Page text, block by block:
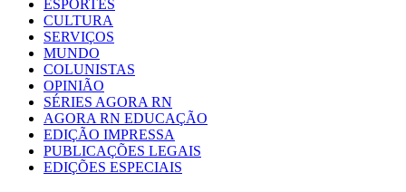
ESPORTES
CULTURA
SERVIÇOS
MUNDO
COLUNISTAS
OPINIÃO
SÉRIES AGORA RN
AGORA RN EDUCAÇÃO
EDIÇÃO IMPRESSA
PUBLICAÇÕES LEGAIS
EDIÇÕES ESPECIAIS